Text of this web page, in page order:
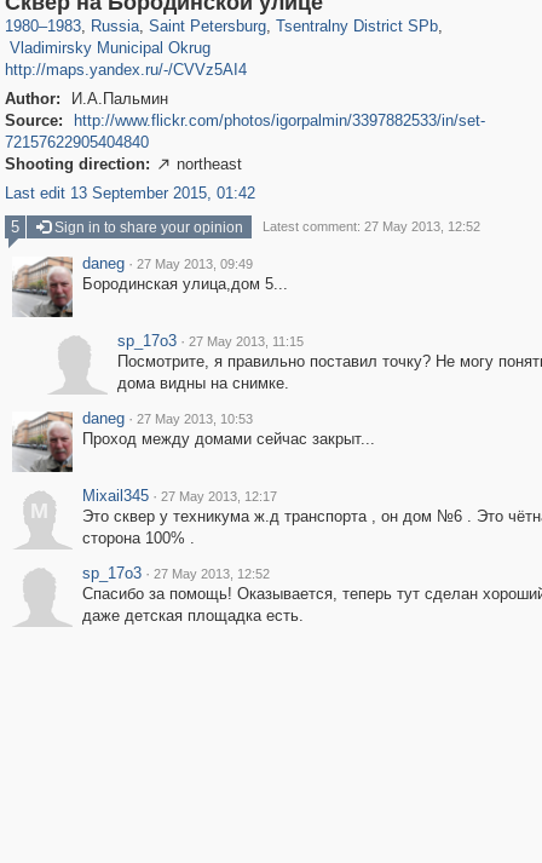
1980–1983, Russia, Saint Petersburg, Tsentralny District SPb,
Vladimirsky Municipal Okrug
3,591
http://maps.yandex.ru/-/CVVz5AI4
Author:
И.А.Пальмин
Source:
http://www.flickr.com/photos/igorpalmin/3397882533/in/set-
72157622905404840
Shooting direction:  northeast
Last edit 13 September 2015, 01:42
5
Sign in to share your opinion Latest comment: 27 May 2013, 12:52
daneg · 27 May 2013, 09:49
Бородинская улица,дом 5...
sp_17o3 · 27 May 2013, 11:15
Посмотрите, я правильно поставил точку? Не могу
дома видны на снимке.
daneg · 27 May 2013, 10:53
Проход между домами сейчас закрыт...
M
Mixail345 · 27 May 2013, 12:17
Это сквер у техникума ж.д транспорта , он дом №6 . Это
сторона 100% .
sp_17o3 · 27 May 2013, 12:52
Спасибо за помощь! Оказывается, теперь тут сделан
даже детская площадка есть.